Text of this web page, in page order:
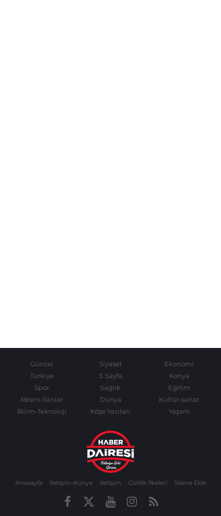
Güncel Siyaset
Ekonomi
Türkiye
3. Sayfa
Konya
Spor
Sağlık
Eğitim
Resmi İlanlar
Dünya
Kültür-sanat
Bilim-Teknoloji
Köşe Yazıları Yaşam
Anasayfa İletişim-Künye İletişim Gizlilik İlkeleri Sitene Ekle